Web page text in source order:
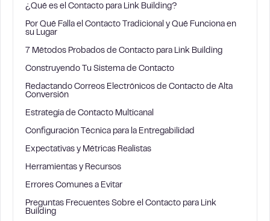
¿Qué es el Contacto para Link Building?
Por Qué Falla el Contacto Tradicional y Qué Funciona en
su Lugar
7 Métodos Probados de Contacto para Link Building
Construyendo Tu Sistema de Contacto
Redactando Correos Electrónicos de Contacto de Alta
Conversión
Estrategia de Contacto Multicanal
Configuración Técnica para la Entregabilidad
Expectativas y Métricas Realistas
Herramientas y Recursos
Errores Comunes a Evitar
Preguntas Frecuentes Sobre el Contacto para Link
Building